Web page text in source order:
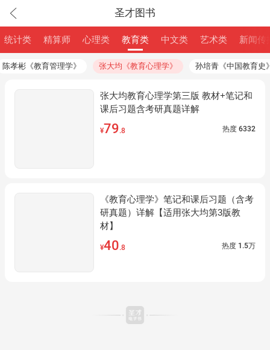
圣才图书
统计类 精算师 心理类 教育类 中文类 艺术类 新闻传
陈孝彬《教育管理学》 张大均《教育心理学》 孙培青《中国教育史
张大均教育心理学第三版 教材+笔记和
课后习题含考研真题详解
¥79.8 热度 6332
《教育心理学》笔记和课后习题（含考
研真题）详解【适用张大均第3版教
材】
¥40.8 热度 1.5万